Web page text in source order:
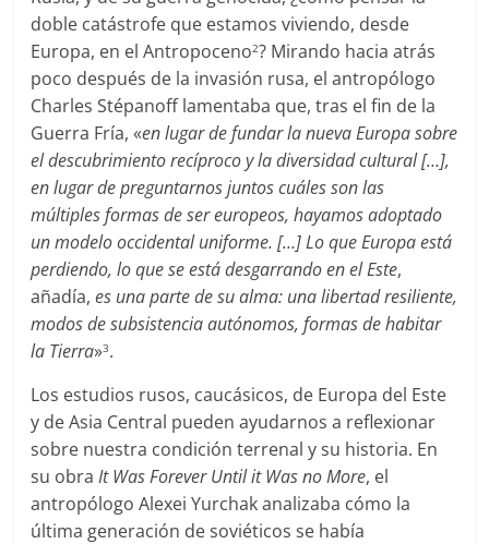
doble catástrofe que estamos viviendo, desde
Europa, en el Antropoceno2? Mirando hacia atrás
poco después de la invasión rusa, el antropólogo
Charles Stépanoff lamentaba que, tras el fin de la
Guerra Fría, «en lugar de fundar la nueva Europa sobre
el descubrimiento recíproco y la diversidad cultural […],
en lugar de preguntarnos juntos cuáles son las
múltiples formas de ser europeos, hayamos adoptado
un modelo occidental uniforme. […] Lo que Europa está
perdiendo, lo que se está desgarrando en el Este,
añadía,es una parte de su alma: una libertad resiliente,
modos de subsistencia autónomos, formas de habitar
la Tierra»3.
Los estudios rusos, caucásicos, de Europa del Este
y de Asia Central pueden ayudarnos a reflexionar
sobre nuestra condición terrenal y su historia. En
su obraIt Was Forever Until it Was no More, el
antropólogo Alexei Yurchak analizaba cómo la
última generación de soviéticos se había